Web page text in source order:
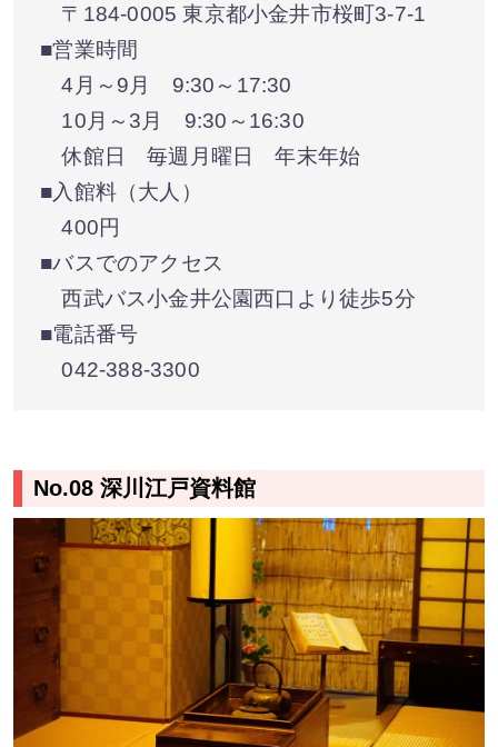
〒184-0005 東京都小金井市桜町3-7-1
■営業時間
4月～9月 9:30～17:30
10月～3月 9:30～16:30
休館日 毎週月曜日 年末年始
■入館料（大人）
400円
■バスでのアクセス
西武バス小金井公園西口より徒歩5分
■電話番号
042-388-3300
No.08 深川江戸資料館